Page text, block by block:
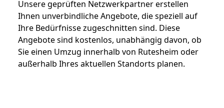
Unsere geprüften Netzwerkpartner erstellen
Ihnen unverbindliche Angebote, die speziell auf
Ihre Bedürfnisse zugeschnitten sind. Diese
Angebote sind kostenlos, unabhängig davon, ob
Sie einen Umzug innerhalb von Rutesheim oder
außerhalb Ihres aktuellen Standorts planen.